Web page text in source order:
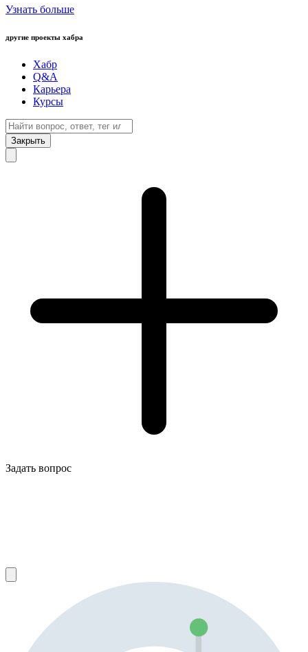
Узнать больше
другие проекты хабра
Хабр
Q&A
Карьера
Курсы
Закрыть
Задать вопрос